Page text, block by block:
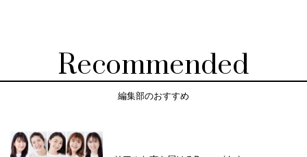
Recommended
編集部のおすすめ